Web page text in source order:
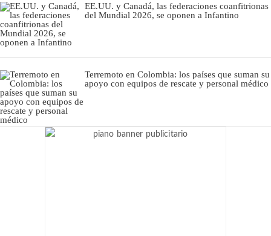
EE.UU. y Canadá, las federaciones coanfitrionas
del Mundial 2026, se oponen a Infantino
Terremoto en Colombia: los países que suman su
apoyo con equipos de rescate y personal médico